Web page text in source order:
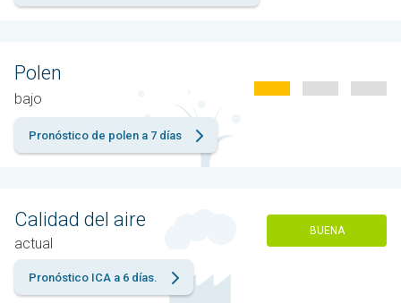
Polen
bajo
Pronóstico de polen a 7 días
Calidad del aire
actual
BUENA
Pronóstico ICA a 6 días.